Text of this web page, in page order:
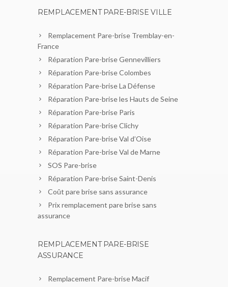
REMPLACEMENT PARE-BRISE VILLE
Remplacement Pare-brise Tremblay-en-
France
Réparation Pare-brise Gennevilliers
Réparation Pare-brise Colombes
Réparation Pare-brise La Défense
Réparation Pare-brise les Hauts de Seine
Réparation Pare-brise Paris
Réparation Pare-brise Clichy
Réparation Pare-brise Val d’Oise
Réparation Pare-brise Val de Marne
SOS Pare-brise
Réparation Pare-brise Saint-Denis
Coût pare brise sans assurance
Prix remplacement pare brise sans
assurance
REMPLACEMENT PARE-BRISE
ASSURANCE
Remplacement Pare-brise Macif